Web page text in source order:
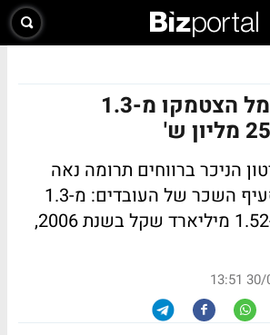
רווחי חב' חשמל הצטמקו מ-1.3
לקיטון הניכר ברווחים תרומה נאה
תרמה העליה בסעיף השכר של העובדים: מ-1.3
מיליארד שקל ל-1.52 מיליארד שקל בשנת 2006,
30/